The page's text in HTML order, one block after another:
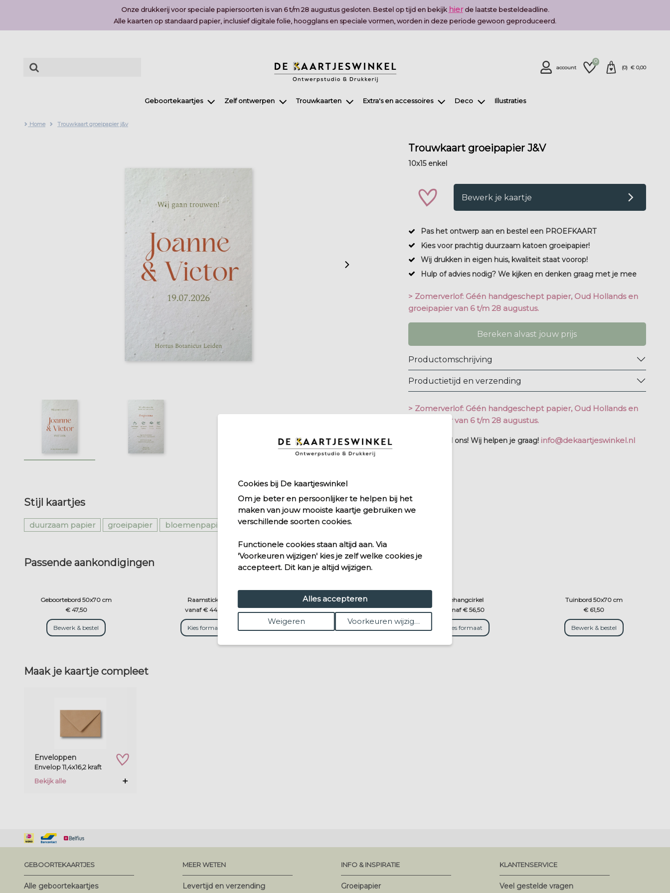
Onze drukkerij voor speciale papiersoorten is van 6 t/m 28 augustus gesloten. Bestel op tijd en bekijk hierde laatste besteldeadline.
Alle kaarten op standaard papier, inclusief digitale folie, hoogglans en speciale vormen, worden in deze periode gewoon geproduceerd.
account
0
(0) € 0,00
Geboortekaartjes Zelf ontwerpen Trouwkaarten Extra's en accessoires Deco Illustraties
Home Trouwkaart groeipapier j&v
Trouwkaart groeipapier J&V
10x15 enkel
Bewerk je kaartje
Pas het ontwerp aan en bestel een PROEFKAART
Kies voor prachtig duurzaam katoen groeipapier!
Wij drukken in eigen huis, kwaliteit staat voorop!
Hulp of advies nodig? We kijken en denken graag met je mee
> Zomerverlof: Géén handgeschept papier, Oud Hollands en
groeipapier van 6 t/m 28 augustus.
Bereken alvast jouw prijs
Productomschrijving
Productietijd en verzending
> Zomerverlof: Géén handgeschept papier, Oud Hollands en
groeipapier van 6 t/m 28 augustus.
Vragen? Mail ons! Wij helpen je graag! info@dekaartjeswinkel.nl
Stijl kaartjes
duurzaam papier groeipapier bloemenpapier bloemzaden papier duurzame trouwkaart
Maak je kaartje compleet
zet op verlanglijstje
Enveloppen
Envelop 11,4x16,2 kraft
Bekijk alle
Passende aankondigingen
Geboortebord 50x70 cm
€ 47,50
Bewerk & bestel
Raamsticker
vanaf € 44,50
Kies formaat
Poster
vanaf € 14,00
Behangcirkel
vanaf € 56,50
Kies formaat
Tuinbord 50x70 cm
€ 61,50
Bewerk & bestel
GEBOORTEKAARTJES
Alle geboortekaartjes
MEER WETEN
Levertijd en verzending
INFO & INSPIRATIE
Groeipapier
KLANTENSERVICE
Veel gestelde vragen
Cookies bij De kaartjeswinkel
Om je beter en persoonlijker te helpen bij het
maken van jouw mooiste kaartje gebruiken we
verschillende soorten cookies.
Functionele cookies staan altijd aan. Via
'Voorkeuren wijzigen' kies je zelf welke cookies je
accepteert. Dit kan je altijd wijzigen.
Alles accepteren
Weigeren Voorkeuren wijzigen